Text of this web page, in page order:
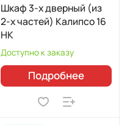
Шкаф 3-х дверный (из
2-х частей) Калипсо 16
НК
Доступно к заказу
Подробнее